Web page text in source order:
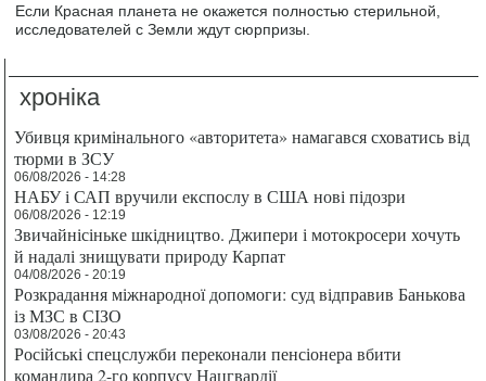
Если Красная планета не окажется полностью стерильной,
исследователей с Земли ждут сюрпризы.
хроніка
Убивця кримінального «авторитета» намагався сховатись від
тюрми в ЗСУ
06/08/2026 - 14:28
НАБУ і САП вручили експослу в США нові підозри
06/08/2026 - 12:19
Звичайнісіньке шкідництво. Джипери і мотокросери хочуть
й надалі знищувати природу Карпат
04/08/2026 - 20:19
Розкрадання міжнародної допомоги: суд відправив Банькова
із МЗС в СІЗО
03/08/2026 - 20:43
Російські спецслужби переконали пенсіонера вбити
командира 2-го корпусу Нацгвардії